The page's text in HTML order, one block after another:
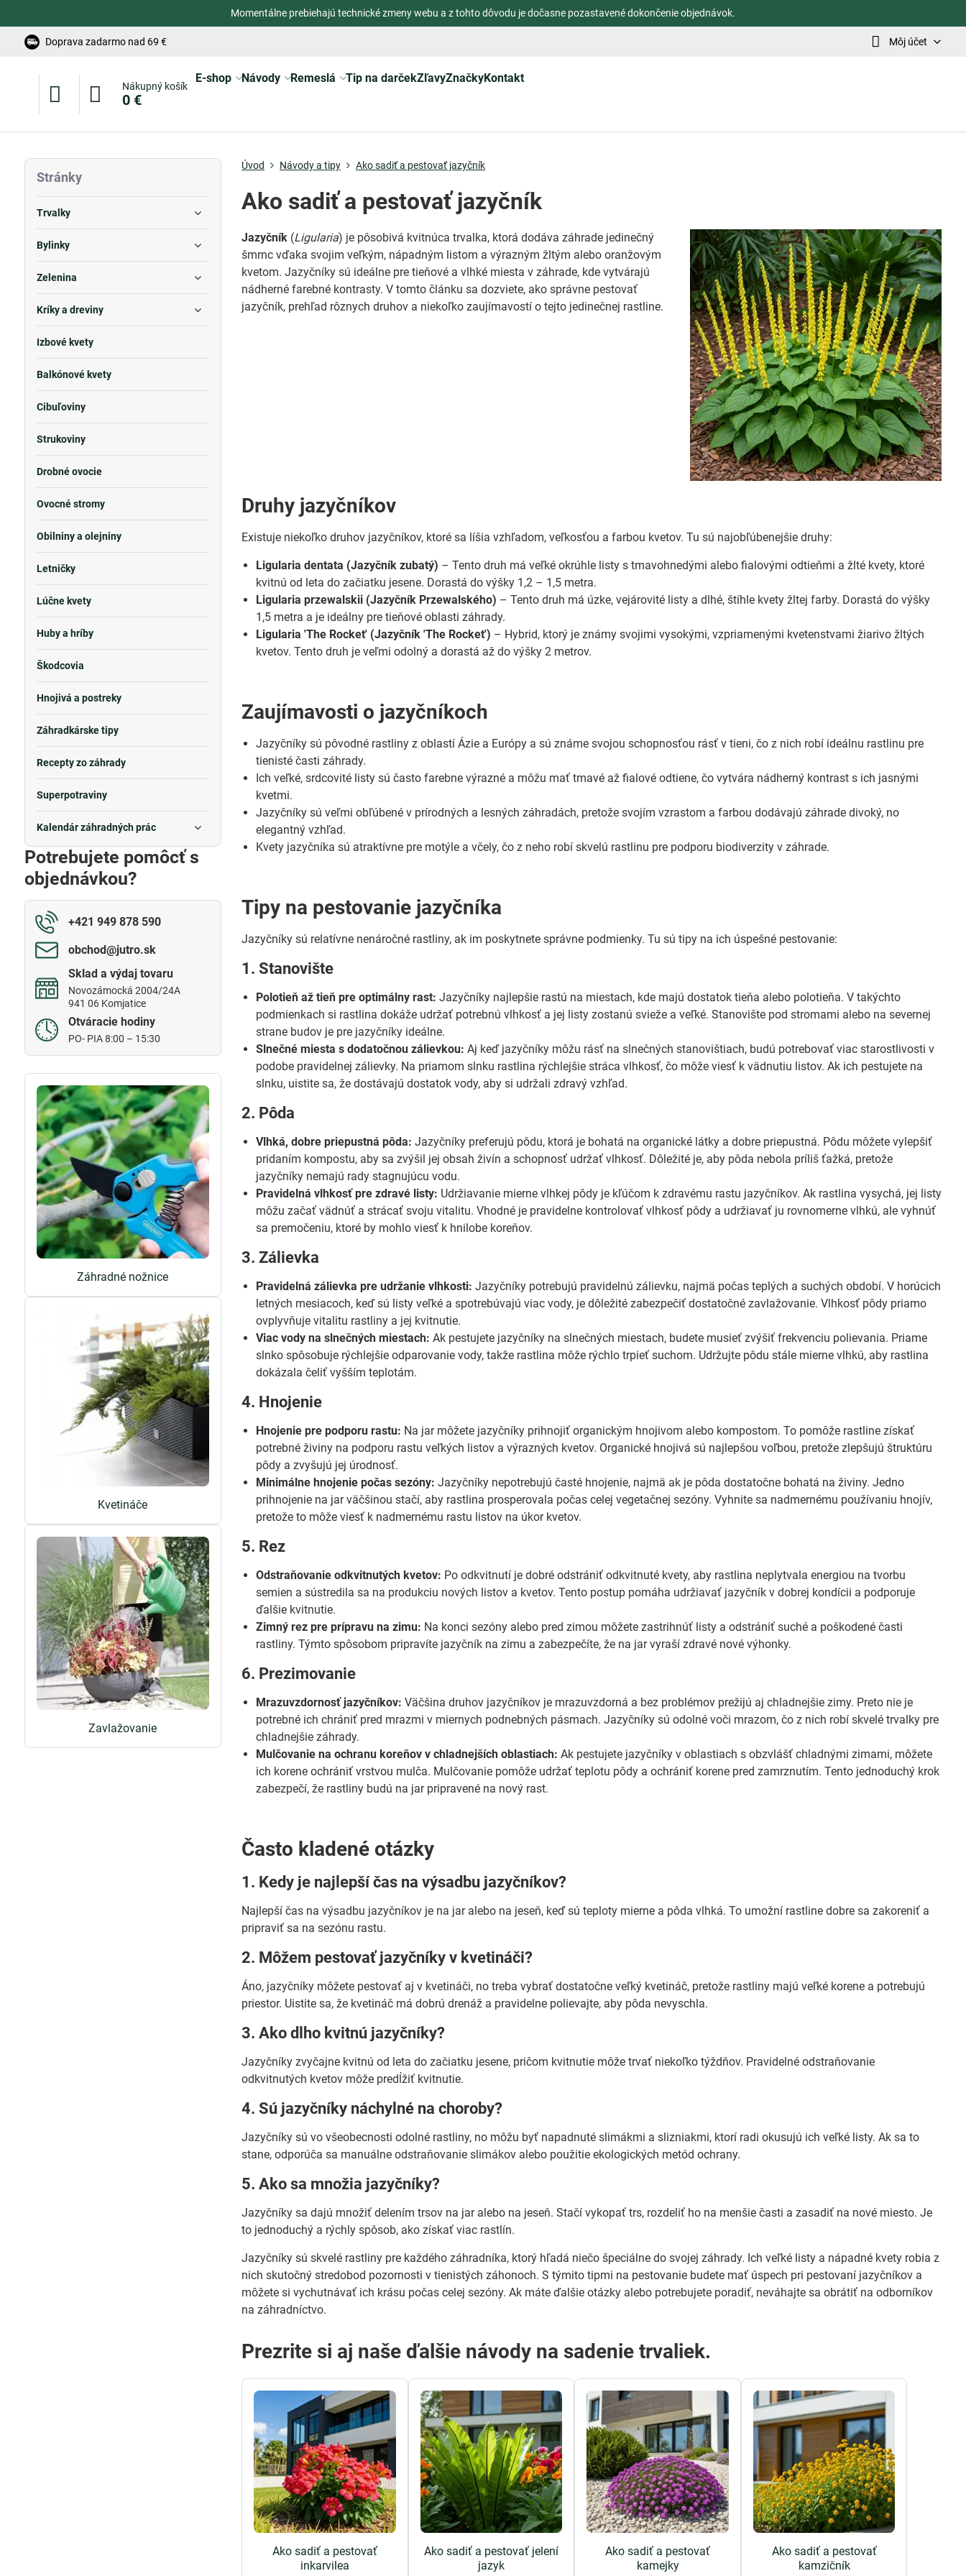
Momentálne prebiehajú technické zmeny webu a z tohto dôvodu je dočasne pozastavené dokončenie objednávok.
Doprava zadarmo nad 69 € Môj účet
Nákupný košík
0 €
E-shop Návody Remeslá Tip na darčekZľavyZnačkyKontakt
Úvod Návody a tipy Ako sadiť a pestovať jazyčník
Ako sadiť a pestovať jazyčník
Jazyčník (Ligularia) je pôsobivá kvitnúca trvalka, ktorá dodáva záhrade jedinečný
šmrnc vďaka svojim veľkým, nápadným listom a výrazným žltým alebo oranžovým
kvetom. Jazyčníky sú ideálne pre tieňové a vlhké miesta v záhrade, kde vytvárajú
nádherné farebné kontrasty. V tomto článku sa dozviete, ako správne pestovať
jazyčník, prehľad rôznych druhov a niekoľko zaujímavostí o tejto jedinečnej rastline.
Druhy jazyčníkov
Existuje niekoľko druhov jazyčníkov, ktoré sa líšia vzhľadom, veľkosťou a farbou kvetov. Tu sú najobľúbenejšie druhy:
Ligularia dentata (Jazyčník zubatý) – Tento druh má veľké okrúhle listy s tmavohnedými alebo fialovými odtieňmi a žlté kvety, ktoré
kvitnú od leta do začiatku jesene. Dorastá do výšky 1,2 – 1,5 metra.
Ligularia przewalskii (Jazyčník Przewalského) – Tento druh má úzke, vejárovité listy a dlhé, štíhle kvety žltej farby. Dorastá do výšky
1,5 metra a je ideálny pre tieňové oblasti záhrady.
Ligularia 'The Rocket' (Jazyčník 'The Rocket') – Hybrid, ktorý je známy svojimi vysokými, vzpriamenými kvetenstvami žiarivo žltých
kvetov. Tento druh je veľmi odolný a dorastá až do výšky 2 metrov.
Zaujímavosti o jazyčníkoch
Jazyčníky sú pôvodné rastliny z oblastí Ázie a Európy a sú známe svojou schopnosťou rásť v tieni, čo z nich robí ideálnu rastlinu pre
tienisté časti záhrady.
Ich veľké, srdcovité listy sú často farebne výrazné a môžu mať tmavé až fialové odtiene, čo vytvára nádherný kontrast s ich jasnými
kvetmi.
Jazyčníky sú veľmi obľúbené v prírodných a lesných záhradách, pretože svojím vzrastom a farbou dodávajú záhrade divoký, no
elegantný vzhľad.
Kvety jazyčníka sú atraktívne pre motýle a včely, čo z neho robí skvelú rastlinu pre podporu biodiverzity v záhrade.
Tipy na pestovanie jazyčníka
Jazyčníky sú relatívne nenáročné rastliny, ak im poskytnete správne podmienky. Tu sú tipy na ich úspešné pestovanie:
1. Stanovište
Polotieň až tieň pre optimálny rast: Jazyčníky najlepšie rastú na miestach, kde majú dostatok tieňa alebo polotieňa. V takýchto
podmienkach si rastlina dokáže udržať potrebnú vlhkosť a jej listy zostanú svieže a veľké. Stanovište pod stromami alebo na severnej
strane budov je pre jazyčníky ideálne.
Slnečné miesta s dodatočnou zálievkou: Aj keď jazyčníky môžu rásť na slnečných stanovištiach, budú potrebovať viac starostlivosti v
podobe pravidelnej zálievky. Na priamom slnku rastlina rýchlejšie stráca vlhkosť, čo môže viesť k vädnutiu listov. Ak ich pestujete na
slnku, uistite sa, že dostávajú dostatok vody, aby si udržali zdravý vzhľad.
2. Pôda
Vlhká, dobre priepustná pôda: Jazyčníky preferujú pôdu, ktorá je bohatá na organické látky a dobre priepustná. Pôdu môžete vylepšiť
pridaním kompostu, aby sa zvýšil jej obsah živín a schopnosť udržať vlhkosť. Dôležité je, aby pôda nebola príliš ťažká, pretože
jazyčníky nemajú rady stagnujúcu vodu.
Pravidelná vlhkosť pre zdravé listy: Udržiavanie mierne vlhkej pôdy je kľúčom k zdravému rastu jazyčníkov. Ak rastlina vysychá, jej listy
môžu začať vädnúť a strácať svoju vitalitu. Vhodné je pravidelne kontrolovať vlhkosť pôdy a udržiavať ju rovnomerne vlhkú, ale vyhnúť
sa premočeniu, ktoré by mohlo viesť k hnilobe koreňov.
3. Zálievka
Pravidelná zálievka pre udržanie vlhkosti: Jazyčníky potrebujú pravidelnú zálievku, najmä počas teplých a suchých období. V horúcich
letných mesiacoch, keď sú listy veľké a spotrebúvajú viac vody, je dôležité zabezpečiť dostatočné zavlažovanie. Vlhkosť pôdy priamo
ovplyvňuje vitalitu rastliny a jej kvitnutie.
Viac vody na slnečných miestach: Ak pestujete jazyčníky na slnečných miestach, budete musieť zvýšiť frekvenciu polievania. Priame
slnko spôsobuje rýchlejšie odparovanie vody, takže rastlina môže rýchlo trpieť suchom. Udržujte pôdu stále mierne vlhkú, aby rastlina
dokázala čeliť vyšším teplotám.
4. Hnojenie
Hnojenie pre podporu rastu: Na jar môžete jazyčníky prihnojiť organickým hnojivom alebo kompostom. To pomôže rastline získať
potrebné živiny na podporu rastu veľkých listov a výrazných kvetov. Organické hnojivá sú najlepšou voľbou, pretože zlepšujú štruktúru
pôdy a zvyšujú jej úrodnosť.
Minimálne hnojenie počas sezóny: Jazyčníky nepotrebujú časté hnojenie, najmä ak je pôda dostatočne bohatá na živiny. Jedno
prihnojenie na jar väčšinou stačí, aby rastlina prosperovala počas celej vegetačnej sezóny. Vyhnite sa nadmernému používaniu hnojív,
pretože to môže viesť k nadmernému rastu listov na úkor kvetov.
5. Rez
Odstraňovanie odkvitnutých kvetov: Po odkvitnutí je dobré odstrániť odkvitnuté kvety, aby rastlina neplytvala energiou na tvorbu
semien a sústredila sa na produkciu nových listov a kvetov. Tento postup pomáha udržiavať jazyčník v dobrej kondícii a podporuje
ďalšie kvitnutie.
Zimný rez pre prípravu na zimu: Na konci sezóny alebo pred zimou môžete zastrihnúť listy a odstrániť suché a poškodené časti
rastliny. Týmto spôsobom pripravíte jazyčník na zimu a zabezpečíte, že na jar vyraší zdravé nové výhonky.
6. Prezimovanie
Mrazuvzdornosť jazyčníkov: Väčšina druhov jazyčníkov je mrazuvzdorná a bez problémov prežijú aj chladnejšie zimy. Preto nie je
potrebné ich chrániť pred mrazmi v miernych podnebných pásmach. Jazyčníky sú odolné voči mrazom, čo z nich robí skvelé trvalky pre
chladnejšie záhrady.
Mulčovanie na ochranu koreňov v chladnejších oblastiach: Ak pestujete jazyčníky v oblastiach s obzvlášť chladnými zimami, môžete
ich korene ochrániť vrstvou mulča. Mulčovanie pomôže udržať teplotu pôdy a ochrániť korene pred zamrznutím. Tento jednoduchý krok
zabezpečí, že rastliny budú na jar pripravené na nový rast.
Často kladené otázky
1. Kedy je najlepší čas na výsadbu jazyčníkov?
Najlepší čas na výsadbu jazyčníkov je na jar alebo na jeseň, keď sú teploty mierne a pôda vlhká. To umožní rastline dobre sa zakoreniť a
pripraviť sa na sezónu rastu.
2. Môžem pestovať jazyčníky v kvetináči?
Áno, jazyčníky môžete pestovať aj v kvetináči, no treba vybrať dostatočne veľký kvetináč, pretože rastliny majú veľké korene a potrebujú
priestor. Uistite sa, že kvetináč má dobrú drenáž a pravidelne polievajte, aby pôda nevyschla.
3. Ako dlho kvitnú jazyčníky?
Jazyčníky zvyčajne kvitnú od leta do začiatku jesene, pričom kvitnutie môže trvať niekoľko týždňov. Pravidelné odstraňovanie
odkvitnutých kvetov môže predĺžiť kvitnutie.
4. Sú jazyčníky náchylné na choroby?
Jazyčníky sú vo všeobecnosti odolné rastliny, no môžu byť napadnuté slimákmi a slizniakmi, ktorí radi okusujú ich veľké listy. Ak sa to
stane, odporúča sa manuálne odstraňovanie slimákov alebo použitie ekologických metód ochrany.
5. Ako sa množia jazyčníky?
Jazyčníky sa dajú množiť delením trsov na jar alebo na jeseň. Stačí vykopať trs, rozdeliť ho na menšie časti a zasadiť na nové miesto. Je
to jednoduchý a rýchly spôsob, ako získať viac rastlín.
Jazyčníky sú skvelé rastliny pre každého záhradníka, ktorý hľadá niečo špeciálne do svojej záhrady. Ich veľké listy a nápadné kvety robia z
nich skutočný stredobod pozornosti v tienistých záhonoch. S týmito tipmi na pestovanie budete mať úspech pri pestovaní jazyčníkov a
môžete si vychutnávať ich krásu počas celej sezóny. Ak máte ďalšie otázky alebo potrebujete poradiť, neváhajte sa obrátiť na odborníkov
na záhradníctvo.
Prezrite si aj naše ďalšie návody na sadenie trvaliek.
Ako sadiť a pestovať
inkarvilea
Ako sadiť a pestovať jelení
jazyk
Ako sadiť a pestovať
kamejky
Ako sadiť a pestovať
kamzičník
Stránky
Trvalky
Bylinky
Zelenina
Kríky a dreviny
Izbové kvety
Balkónové kvety
Cibuľoviny
Strukoviny
Drobné ovocie
Ovocné stromy
Obilniny a olejniny
Letničky
Lúčne kvety
Huby a hríby
Škodcovia
Hnojivá a postreky
Záhradkárske tipy
Recepty zo záhrady
Superpotraviny
Kalendár záhradných prác
Potrebujete pomôcť s
objednávkou?
+421 949 878 590
obchod​@jutro​.sk
Sklad a výdaj tovaru
Novozámocká 2004/24A
941 06 Komjatice
Otváracie hodiny
PO- PIA 8:00 – 15:30
Záhradné nožnice
Kvetináče
Zavlažovanie